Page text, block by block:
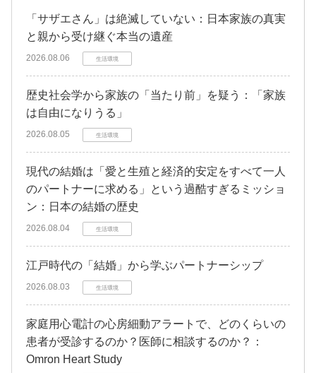
「サザエさん」は絶滅していない：日本家族の真実
と親から受け継ぐ本当の遺産
2026.08.06 生活環境
歴史社会学から家族の「当たり前」を疑う：「家族
は自由になりうる」
2026.08.05 生活環境
現代の結婚は「愛と生殖と経済的安定をすべて一人
のパートナーに求める」という過酷すぎるミッショ
ン：日本の結婚の歴史
2026.08.04 生活環境
江戸時代の「結婚」から学ぶパートナーシップ
2026.08.03 生活環境
家庭用心電計の心房細動アラートで、どのくらいの
患者が受診するのか？医師に相談するのか？：
Omron Heart Study